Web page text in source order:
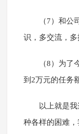
（7）和
识，多交流，多
（8）为
到2万元的任务
以上就是
种各样的困难